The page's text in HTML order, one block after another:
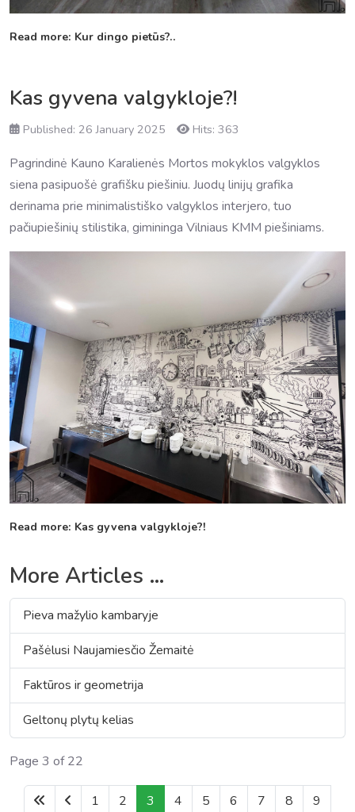
Read more: Kur dingo pietūs?..
Kas gyvena valgykloje?!
Published: 26 January 2025 Hits: 363
Pagrindinė Kauno Karalienės Mortos mokyklos valgyklos
siena pasipuošė grafišku piešiniu. Juodų linijų grafika
derinama prie minimalistiško valgyklos interjero, tuo
pačiupiešinių stilistika, gimininga Vilniaus KMM piešiniams.
Read more: Kas gyvena valgykloje?!
More Articles …
Pieva mažylio kambaryje
Pašėlusi Naujamiesčio Žemaitė
Faktūros ir geometrija
Geltonų plytų kelias
Page 3 of 22
1 2 3 4 5 6 7 8 9